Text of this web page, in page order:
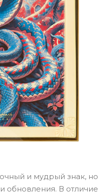
и мудрый знак, но
обновления. В отличие